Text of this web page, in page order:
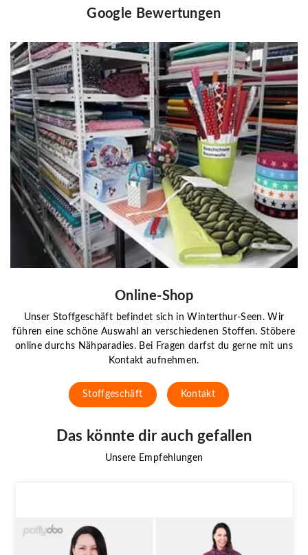
Google Bewertungen
Online-Shop
Unser Stoffgeschäft befindet sich in Winterthur-Seen. Wir
führen eine schöne Auswahl an verschiedenen Stoffen. Stöbere
online durchs Nähparadies. Bei Fragen darfst du gerne mit uns
Kontakt aufnehmen.
Stoffgeschäft Kontakt
Das könnte dir auch gefallen
Unsere Empfehlungen